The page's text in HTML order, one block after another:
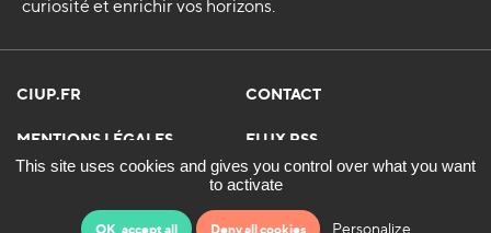
curiosité et enrichir vos horizons.
CIUP.FR CONTACT
MENTIONS LÉGALES FLUX RSS
GESTION DES COOKIES
This site uses cookies and gives you control over what you want
to activate
OK, accept all Deny all cookies Personalize